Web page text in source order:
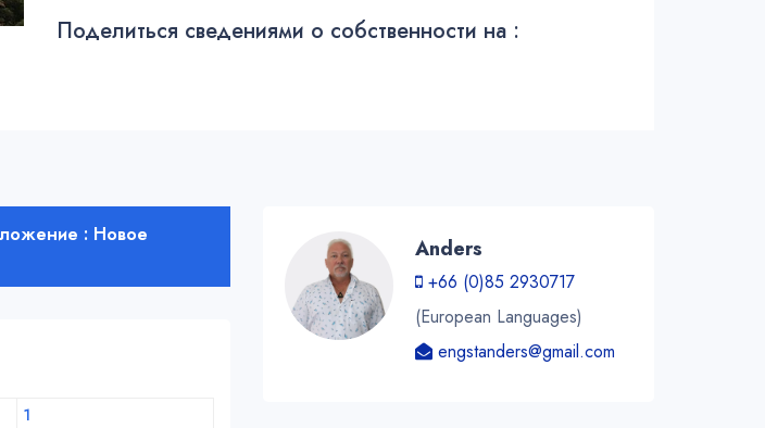
Поделиться сведениями о собственности на :
: Новое
1
Anders
+66 (0)85 2930717
(European Languages)
engstanders@gmail.com